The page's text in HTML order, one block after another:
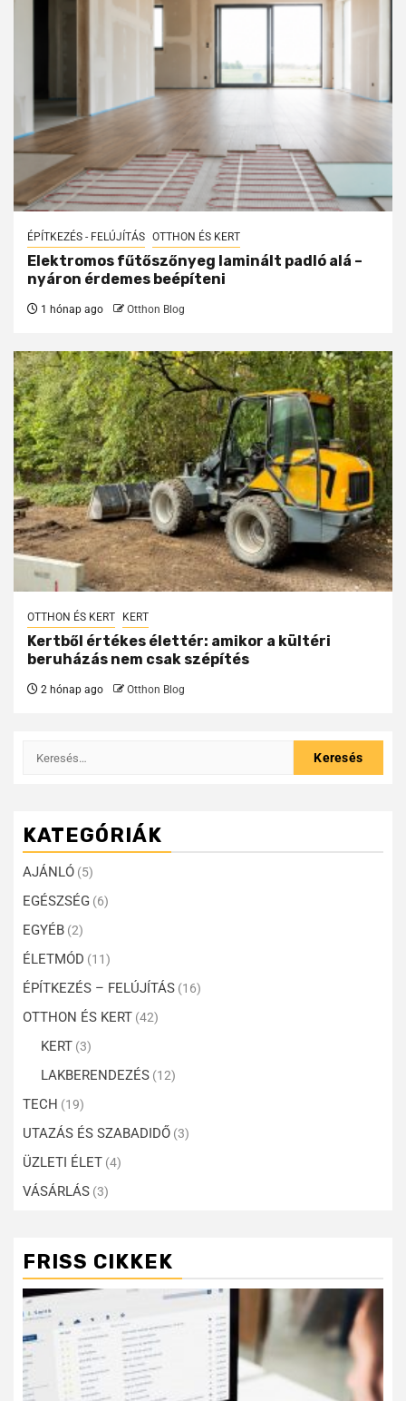
ÉPÍTKEZÉS - FELÚJÍTÁS OTTHON ÉS KERT
Elektromos fűtőszőnyeg laminált padló alá –
nyáron érdemes beépíteni
1 hónap ago Otthon Blog
OTTHON ÉS KERT KERT
Kertből értékes élettér: amikor a kültéri
beruházás nem csak szépítés
2 hónap ago Otthon Blog
KATEGÓRIÁK
AJÁNLÓ (5)
EGÉSZSÉG (6)
EGYÉB (2)
ÉLETMÓD (11)
ÉPÍTKEZÉS – FELÚJÍTÁS (16)
OTTHON ÉS KERT (42)
KERT (3)
LAKBERENDEZÉS (12)
TECH (19)
UTAZÁS ÉS SZABADIDŐ (3)
ÜZLETI ÉLET (4)
VÁSÁRLÁS (3)
FRISS CIKKEK